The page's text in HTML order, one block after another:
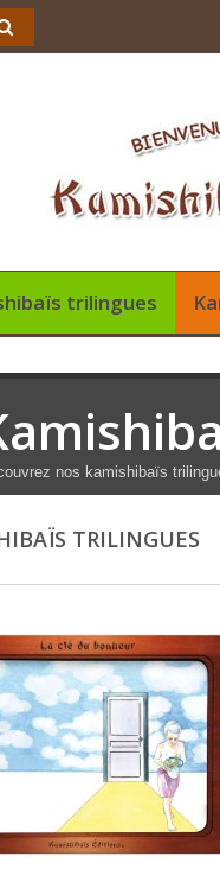
trilingues
nos kamishibaïs
TRILINGUES